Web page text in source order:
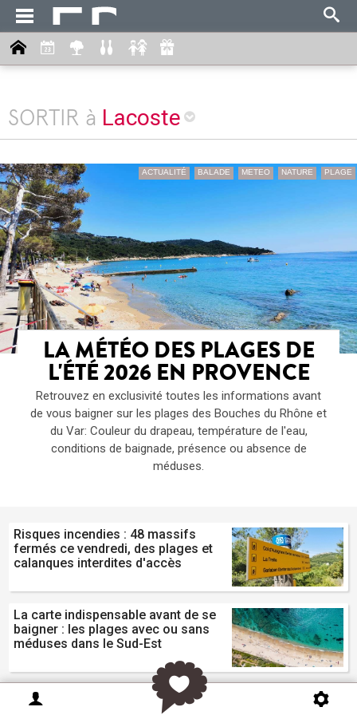
SORTIR à Lacoste
ACTUALITÉ BALADE METEO NATURE PLAGE
LA MÉTÉO DES PLAGES DE
L'ÉTÉ 2026 EN PROVENCE
Retrouvez en exclusivité toutes les informations avant
de vous baigner sur les plages des Bouches du Rhône et
du Var: Couleur du drapeau, température de l'eau,
conditions de baignade, présence ou absence de
méduses.
Risques incendies : 48 massifs
fermés ce vendredi, des plages et
calanques interdites d'accès
La carte indispensable avant de se
baigner : les plages avec ou sans
méduses dans le Sud-Est
Le programme des fêtes de village
et fêtes traditionnelles ce weekend